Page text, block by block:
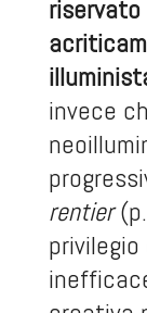
invece
rentier